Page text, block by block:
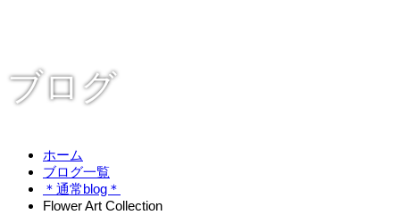
ブログ
ホーム
ブログ一覧
＊通常blog＊
Flower Art Collection